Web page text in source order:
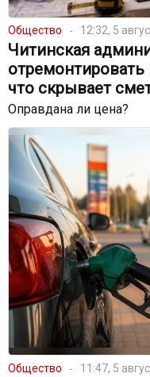
Общество 12:32, 5
Читинская
отремонтировать
что скрывает
Оправдана ли цена?
Общество 11:47, 5